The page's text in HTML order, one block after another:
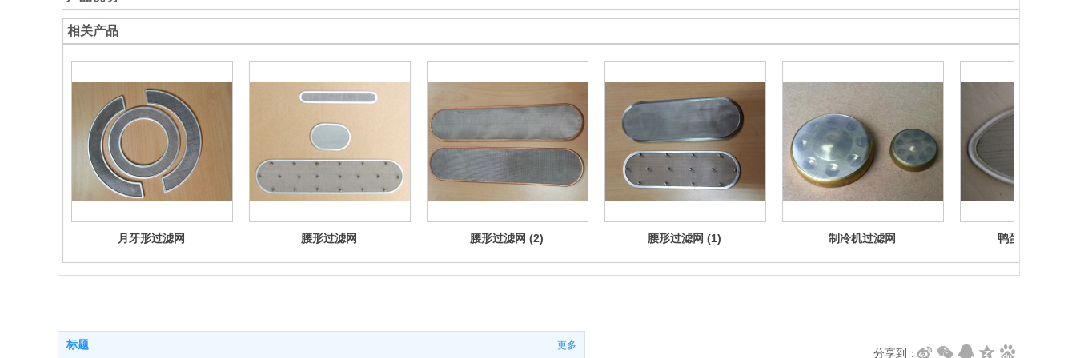
相关产品
月牙形过滤网 腰形过滤网 腰形过滤网 (2) 腰形过滤网 (1) 制冷机过滤网 鸭蛋型过滤网
标题 更多
分享到：